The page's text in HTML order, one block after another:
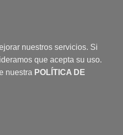
nuestros servicios. Si
que acepta su uso.
nuestra POLÍTICA DE